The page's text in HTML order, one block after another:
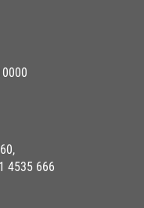
,
4535 666